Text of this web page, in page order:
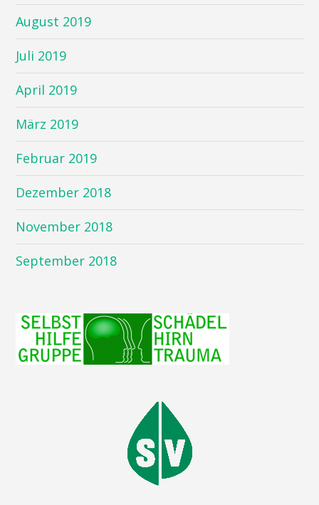
August 2019
Juli 2019
April 2019
März 2019
Februar 2019
Dezember 2018
November 2018
September 2018